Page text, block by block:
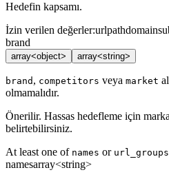
Hedefin kapsamı.
İzin verilen değerler:urlpathdomain
brand
array<object> array<string>
brand , competitors veya market
olmamalıdır.
Önerilir. Hassas hedefleme için
belirtebilirsiniz.
At least one of names or url_groups
namesarray<string>